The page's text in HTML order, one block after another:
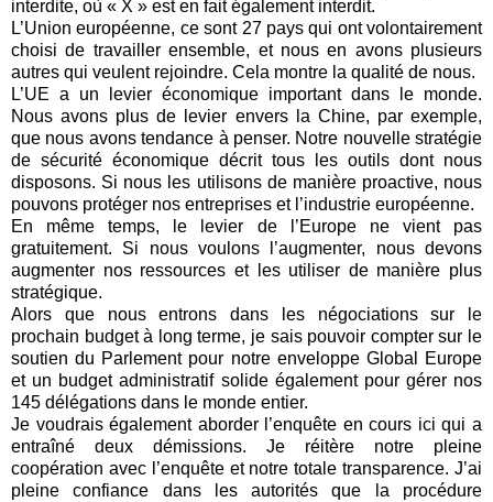
interdite, où « X » est en fait également interdit.
L’Union européenne, ce sont 27 pays qui ont volontairement
choisi de travailler ensemble, et nous en avons plusieurs
autres qui veulent rejoindre. Cela montre la qualité de nous.
L’UE a un levier économique important dans le monde.
Nous avons plus de levier envers la Chine, par exemple,
que nous avons tendance à penser. Notre nouvelle stratégie
de sécurité économique décrit tous les outils dont nous
disposons. Si nous les utilisons de manière proactive, nous
pouvons protéger nos entreprises et l’industrie européenne.
En même temps, le levier de l’Europe ne vient pas
gratuitement. Si nous voulons l’augmenter, nous devons
augmenter nos ressources et les utiliser de manière plus
stratégique.
Alors que nous entrons dans les négociations sur le
prochain budget à long terme, je sais pouvoir compter sur le
soutien du Parlement pour notre enveloppe Global Europe
et un budget administratif solide également pour gérer nos
145 délégations dans le monde entier.
Je voudrais également aborder l’enquête en cours ici qui a
entraîné deux démissions. Je réitère notre pleine
coopération avec l’enquête et notre totale transparence. J’ai
pleine confiance dans les autorités que la procédure